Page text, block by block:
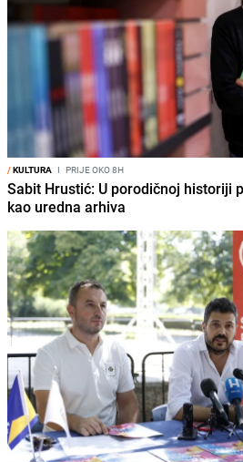
/KULTURA I PRIJE OKO 8H
Sabit Hrustić: U porodičnoj historiji
kao uredna arhiva